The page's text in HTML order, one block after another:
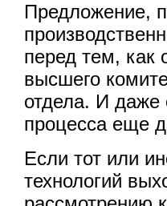
Предложение,
перед тем, как
высшего
отдела. И даже
процесса еще
Если тот или
технологий